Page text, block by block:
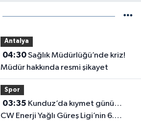
Antalya
04:30Sağlık Müdürlüğü’nde kriz!
Müdür hakkında resmi şikayet
Spor
03:35
CW Enerji Yağlı Güreş Ligi’nin 6.